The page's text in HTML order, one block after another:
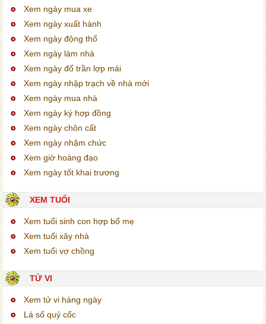
Xem ngày mua xe
Xem ngày xuất hành
Xem ngày động thổ
Xem ngày làm nhà
Xem ngày đổ trần lợp mái
Xem ngày nhập trạch về nhà mới
Xem ngày mua nhà
Xem ngày ký hợp đồng
Xem ngày chôn cất
Xem ngày nhậm chức
Xem giờ hoàng đạo
Xem ngày tốt khai trương
XEM TUỔI
Xem tuổi sinh con hợp bố mẹ
Xem tuổi xây nhà
Xem tuổi vợ chồng
TỬ VI
Xem tử vi hàng ngày
Lá số quỷ cốc